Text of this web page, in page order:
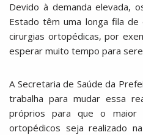
Devido à demanda elevada,
Estado têm uma longa fila
cirurgias ortopédicas, por
esperar muito tempo para
A Secretaria de Saúde da
trabalha para mudar essa
próprios para que o maior
ortopédicos seja realizado